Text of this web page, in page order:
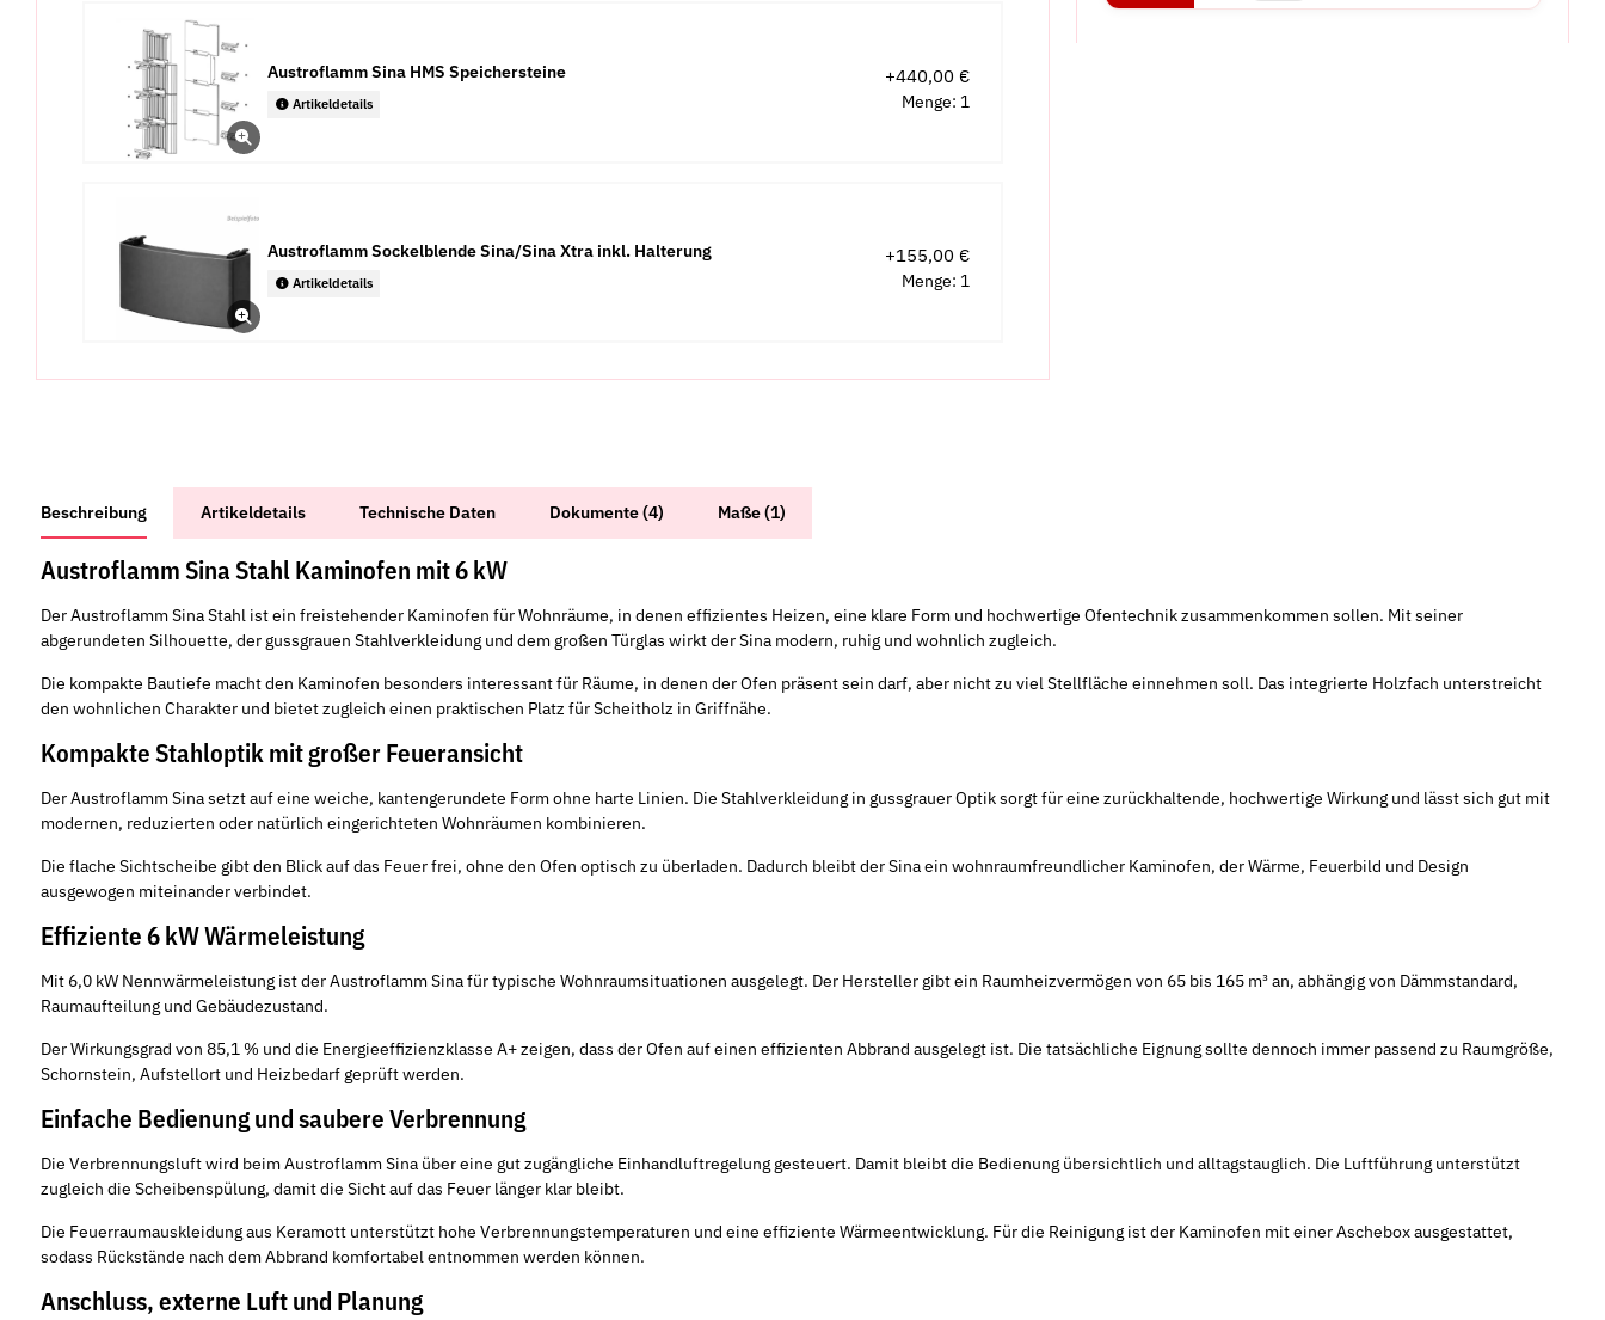
Austroflamm Sina HMS Speichersteine
Artikeldetails
+440,00 €
Menge: 1
Austroflamm Sockelblende Sina/Sina Xtra inkl. Halterung
Artikeldetails
+155,00 €
Menge: 1
Beschreibung Artikeldetails Technische Daten Dokumente (4) Maße (1)
Austroflamm Sina Stahl Kaminofen mit 6 kW
Der Austroflamm Sina Stahl ist ein freistehender Kaminofen für Wohnräume, in denen effizientes Heizen, eine klare Form und hochwertige Ofentechnik zusammenkommen sollen. Mit seiner
abgerundeten Silhouette, der gussgrauen Stahlverkleidung und dem großen Türglas wirkt der Sina modern, ruhig und wohnlich zugleich.
Die kompakte Bautiefe macht den Kaminofen besonders interessant für Räume, in denen der Ofen präsent sein darf, aber nicht zu viel Stellfläche einnehmen soll. Das integrierte Holzfach unterstreicht
den wohnlichen Charakter und bietet zugleich einen praktischen Platz für Scheitholz in Griffnähe.
Kompakte Stahloptik mit großer Feueransicht
Der Austroflamm Sina setzt auf eine weiche, kantengerundete Form ohne harte Linien. Die Stahlverkleidung in gussgrauer Optik sorgt für eine zurückhaltende, hochwertige Wirkung und lässt sich gut mit
modernen, reduzierten oder natürlich eingerichteten Wohnräumen kombinieren.
Die flache Sichtscheibe gibt den Blick auf das Feuer frei, ohne den Ofen optisch zu überladen. Dadurch bleibt der Sina ein wohnraumfreundlicher Kaminofen, der Wärme, Feuerbild und Design
ausgewogen miteinander verbindet.
Effiziente 6 kW Wärmeleistung
Mit 6,0 kW Nennwärmeleistung ist der Austroflamm Sina für typische Wohnraumsituationen ausgelegt. Der Hersteller gibt ein Raumheizvermögen von 65 bis 165 m³ an, abhängig von Dämmstandard,
Raumaufteilung und Gebäudezustand.
Der Wirkungsgrad von 85,1 % und die Energieeffizienzklasse A+ zeigen, dass der Ofen auf einen effizienten Abbrand ausgelegt ist. Die tatsächliche Eignung sollte dennoch immer passend zu Raumgröße,
Schornstein, Aufstellort und Heizbedarf geprüft werden.
Einfache Bedienung und saubere Verbrennung
Die Verbrennungsluft wird beim Austroflamm Sina über eine gut zugängliche Einhandluftregelung gesteuert. Damit bleibt die Bedienung übersichtlich und alltagstauglich. Die Luftführung unterstützt
zugleich die Scheibenspülung, damit die Sicht auf das Feuer länger klar bleibt.
Die Feuerraumauskleidung aus Keramott unterstützt hohe Verbrennungstemperaturen und eine effiziente Wärmeentwicklung. Für die Reinigung ist der Kaminofen mit einer Aschebox ausgestattet,
sodass Rückstände nach dem Abbrand komfortabel entnommen werden können.
Anschluss, externe Luft und Planung